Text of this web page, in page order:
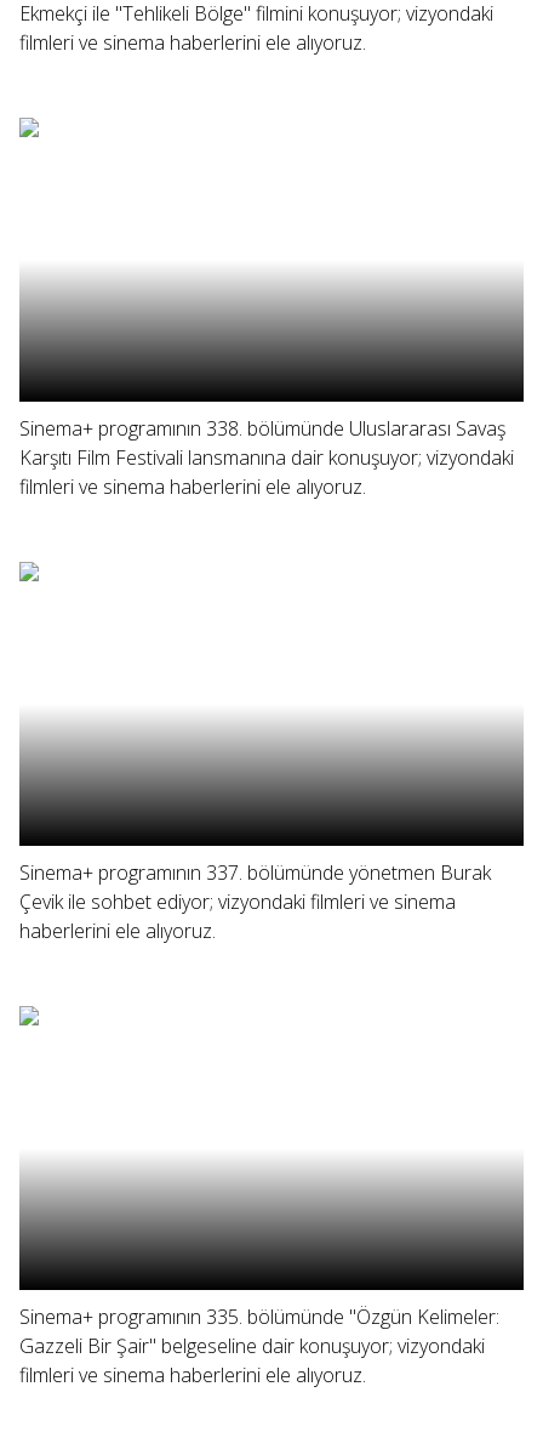
Ekmekçi ile "Tehlikeli Bölge" filmini konuşuyor; vizyondaki
filmleri ve sinema haberlerini ele alıyoruz.
Sinema+ programının 338. bölümünde Uluslararası Savaş
Karşıtı Film Festivali lansmanına dair konuşuyor; vizyondaki
filmleri ve sinema haberlerini ele alıyoruz.
Sinema+ programının 337. bölümünde yönetmen Burak
Çevik ile sohbet ediyor; vizyondaki filmleri ve sinema
haberlerini ele alıyoruz.
Sinema+ programının 335. bölümünde "Özgün Kelimeler:
Gazzeli Bir Şair" belgeseline dair konuşuyor; vizyondaki
filmleri ve sinema haberlerini ele alıyoruz.